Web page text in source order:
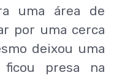
uma área de
por uma cerca
deixou uma
presa na